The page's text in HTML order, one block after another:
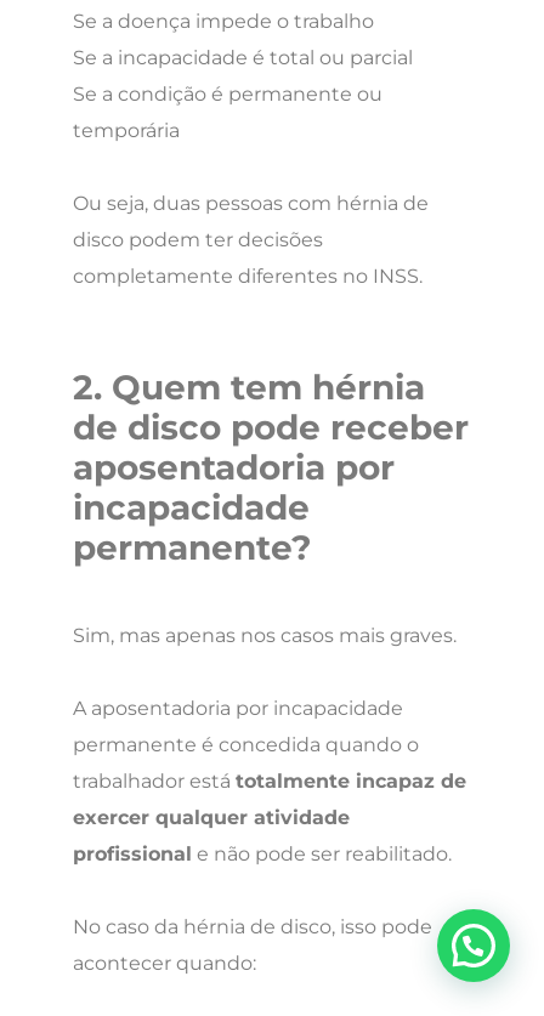
Se a doença impede o trabalho
Se a incapacidade é total ou parcial
Se a condição é permanente ou
temporária
Ou seja, duas pessoas com hérnia de
disco podem ter decisões
completamente diferentes no INSS.
2. Quem tem hérnia
de disco pode receber
aposentadoria por
incapacidade
permanente?
Sim, mas apenas nos casos mais graves.
A aposentadoria por incapacidade
permanente é concedida quando o
trabalhador está totalmente incapaz de
exercer qualquer atividade
profissional e não pode ser reabilitado.
No caso da hérnia de disco, isso pode
acontecer quando: